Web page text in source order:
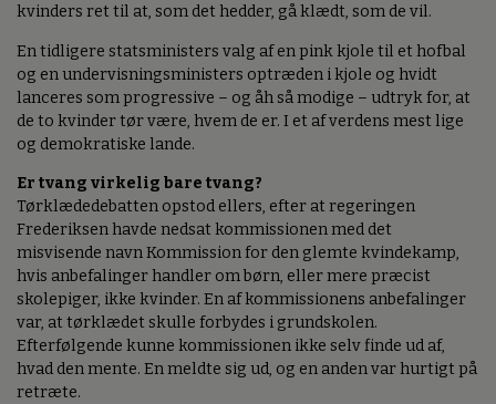
kvinders ret til at, som det hedder, gå klædt, som de vil.
En tidligere statsministers valg af en pink kjole til et hofbal
og en undervisningsministers optræden i kjole og hvidt
lanceres som progressive – og åh så modige – udtryk for, at
de to kvinder tør være, hvem de er. I et af verdens mest lige
og demokratiske lande.
Er tvang virkelig bare tvang?
Tørklædedebatten opstod ellers, efter at regeringen
Frederiksen havde nedsat kommissionen med det
misvisende navn Kommission for den glemte kvindekamp,
hvis anbefalinger handler om børn, eller mere præcist
skolepiger, ikke kvinder. En af kommissionens anbefalinger
var, at tørklædet skulle forbydes i grundskolen.
Efterfølgende kunne kommissionen ikke selv finde ud af,
hvad den mente. En meldte sig ud, og en anden var hurtigt på
retræte.